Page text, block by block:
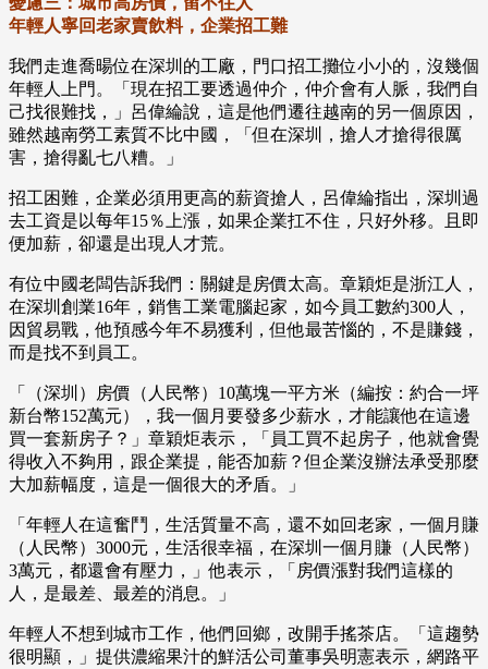
年輕人寧回老家賣飲料，企業招工難
我們走進喬暘位在深圳的工廠，門口招工攤位小小的，沒幾個
年輕人上門。「現在招工要透過仲介，仲介會有人脈，我們自
己找很難找，」呂偉綸說，這是他們遷往越南的另一個原因，
雖然越南勞工素質不比中國，「但在深圳，搶人才搶得很厲
害，搶得亂七八糟。」
招工困難，企業必須用更高的薪資搶人，呂偉綸指出，深圳過
去工資是以每年15％上漲，如果企業扛不住，只好外移。且即
便加薪，卻還是出現人才荒。
有位中國老闆告訴我們：關鍵是房價太高。章穎炬是浙江人，
在深圳創業16年，銷售工業電腦起家，如今員工數約300人，
因貿易戰，他預感今年不易獲利，但他最苦惱的，不是賺錢，
而是找不到員工。
「（深圳）房價（人民幣）10萬塊一平方米（編按：約合一坪
新台幣152萬元），我一個月要發多少薪水，才能讓他在這邊
買一套新房子？」章穎炬表示，「員工買不起房子，他就會覺
得收入不夠用，跟企業提，能否加薪？但企業沒辦法承受那麼
大加薪幅度，這是一個很大的矛盾。」
「年輕人在這奮鬥，生活質量不高，還不如回老家，一個月賺
（人民幣）3000元，生活很幸福，在深圳一個月賺（人民幣）
3萬元，都還會有壓力，」他表示，「房價漲對我們這樣的
人，是最差、最差的消息。」
年輕人不想到城市工作，他們回鄉，改開手搖茶店。「這趨勢
很明顯，」提供濃縮果汁的鮮活公司董事吳明憲表示，網路平